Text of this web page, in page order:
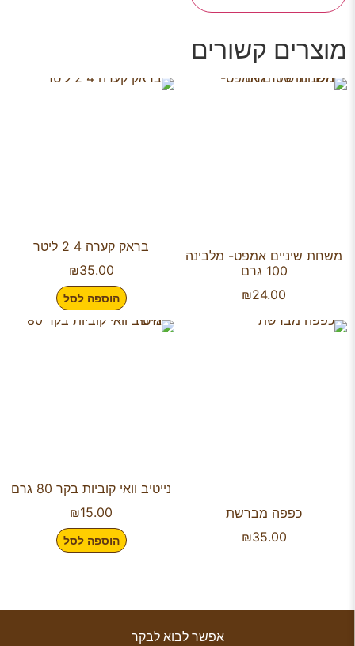
מוצרים קשורים
משחת שיניים אמפט- מלבינה
100 גרם
₪24.00
בראק קערה 4 2 ליטר
₪35.00
הוספה לסל
כפפה מברשת
₪35.00
נייטיב וואי קוביות בקר 80 גרם
₪15.00
הוספה לסל
אפשר לבוא לבקר